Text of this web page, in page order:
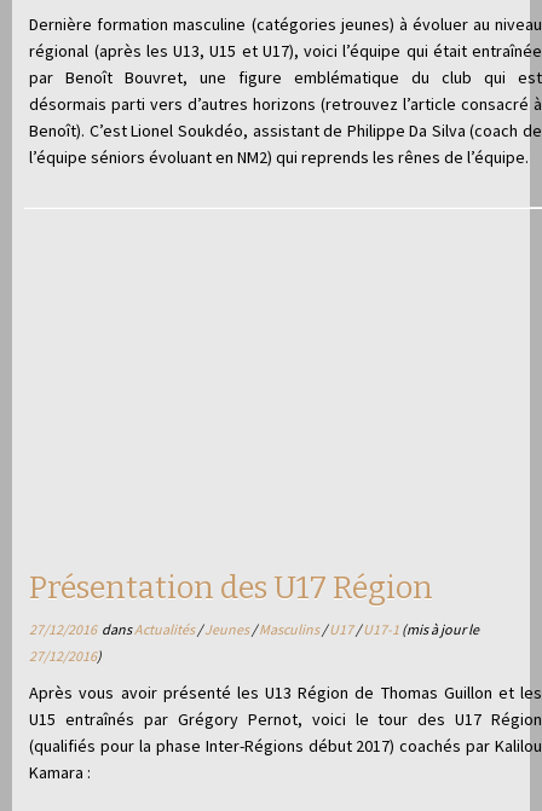
Dernière formation masculine (catégories jeunes) à évoluer au niveau
régional (après les U13, U15 et U17), voici l’équipe qui était entraînée
par Benoît Bouvret, une figure emblématique du club qui est
désormais parti vers d’autres horizons (retrouvez l’article consacré à
Benoît). C’est Lionel Soukdéo, assistant de Philippe Da Silva (coach de
l’équipe séniors évoluant en NM2) qui reprends les rênes de l’équipe.
Présentation des U17 Région
27/12/2016dansActualités/Jeunes/Masculins/U17/U17-1 (mis à jour le
27/12/2016)
Après vous avoir présenté les U13 Région de Thomas Guillon et les
U15 entraînés par Grégory Pernot, voici le tour des U17 Région
(qualifiés pour la phase Inter-Régions début 2017) coachés par Kalilou
Kamara :